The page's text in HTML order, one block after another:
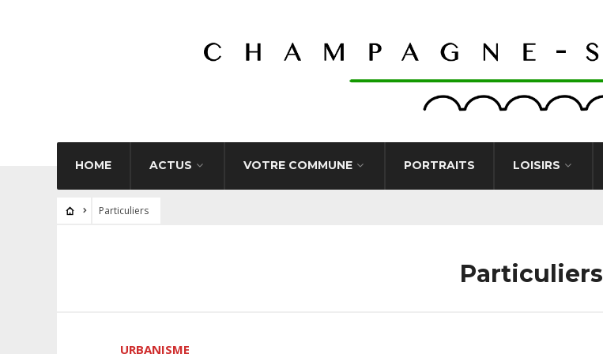
HOME ACTUS VOTRE COMMUNE PORTRAITS LOISIRS
Particuliers
Particuliers
URBANISME